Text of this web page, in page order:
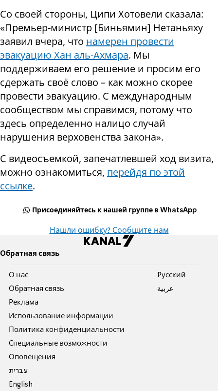
Со своей стороны, Ципи Хотовели сказала:
«Премьер-министр [Биньямин] Нетаньяху
заявил вчера, что намерен провести
эвакуацию Хан аль-Ахмара. Мы
поддерживаем его решение и просим его
сдержать своё слово – как можно скорее
провести эвакуацию. С международным
сообществом мы справимся, потому что
здесь определенно налицо случай
нарушения верховенства закона».
С видеосъемкой, запечатлевшей ход визита,
можно ознакомиться, перейдя по этой
ссылке.
Присоединяйтесь к нашей группе в WhatsApp
Нашли ошибку? Сообщите нам
Обратная связь
О нас
Обратная связь
Реклама
Использование информации
Политика конфиденциальности
Специальные возможности
Оповещения
עברית
English
Pусский
عربية